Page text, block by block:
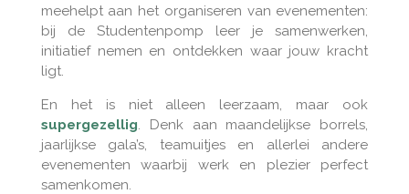
meehelpt aan het organiseren van evenementen:
bij de Studentenpomp leer je samenwerken,
initiatief nemen en ontdekken waar jouw kracht
ligt.
En het is niet alleen leerzaam, maar ook
supergezellig. Denk aan maandelijkse borrels,
jaarlijkse gala’s, teamuitjes en allerlei andere
evenementen waarbij werk en plezier perfect
samenkomen.